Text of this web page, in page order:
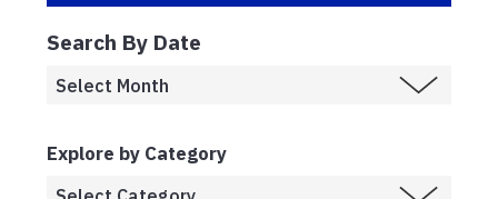
Search By Date
Explore by Category